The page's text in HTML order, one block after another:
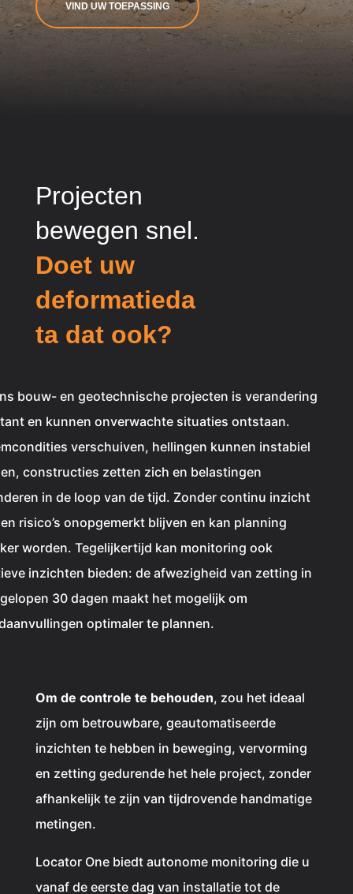
VIND UW TOEPASSING
Projecten
bewegen snel.
Doet uw
deformatieda
ta dat ook?
bouw- en geotechnische projecten is verandering
en kunnen onverwachte situaties ontstaan.
verschuiven, hellingen kunnen instabiel
constructies zetten zich en belastingen
in de loop van de tijd. Zonder continu inzicht
risico’s onopgemerkt blijven en kan planning
worden. Tegelijkertijd kan monitoring ook
inzichten bieden: de afwezigheid van zetting in
30 dagen maakt het mogelijk om
optimaler te plannen.
Om de controle te behouden, zou het ideaal
zijn om betrouwbare, geautomatiseerde
inzichten te hebben in beweging, vervorming
en zetting gedurende het hele project, zonder
afhankelijk te zijn van tijdrovende handmatige
metingen.
Locator One biedt autonome monitoring die u
vanaf de eerste dag van installatie tot de